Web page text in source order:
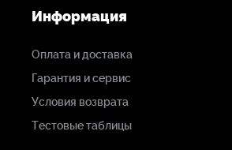
Информация
Оплата и доставка
Гарантия и сервис
Условия возврата
Тестовые таблицы